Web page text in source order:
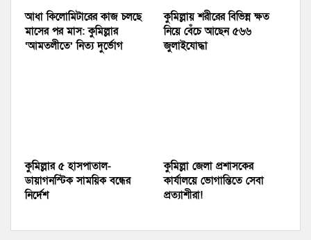
আধা কিলোমিটারের কাজ চলছে
মাসের পর মাস: কুমিল্লার
‘আমতলীতে’ নিত্য দুর্ভোগ
কুমিল্লায় শরীরের বিভিন্ন ক্ষত
নিয়ে বেঁচে আছেন ৫৬৬
জুলাইযোদ্ধা
কুমিল্লার ৫ হাসপাতাল-
ডায়াগনস্টিক সাময়িক বন্ধের
নির্দেশ
কুমিল্লা জেলা প্রশাসকের
কার্যালয়ে ভোগান্তিতে সেবা
প্রত্যাশীরা!